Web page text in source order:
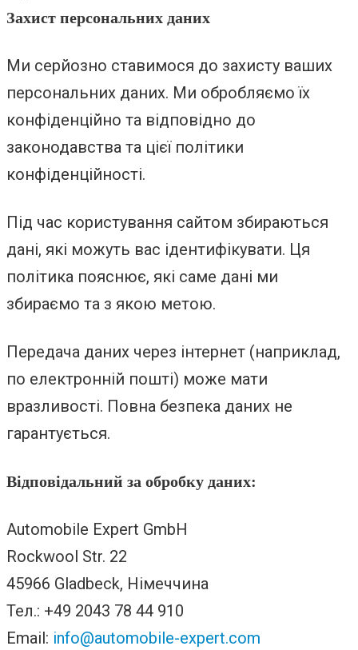
Захист персональних даних
Ми серйозно ставимося до захисту ваших
персональних даних. Ми обробляємо їх
конфіденційно та відповідно до
законодавства та цієї політики
конфіденційності.
Під час користування сайтом збираються
дані, які можуть вас ідентифікувати. Ця
політика пояснює, які саме дані ми
збираємо та з якою метою.
Передача даних через інтернет (наприклад,
по електронній пошті) може мати
вразливості. Повна безпека даних не
гарантується.
Відповідальний за обробку даних:
Automobile Expert GmbH
Rockwool Str. 22
45966 Gladbeck, Німеччина
Тел.: +49 2043 78 44 910
Email: info@automobile-expert.com